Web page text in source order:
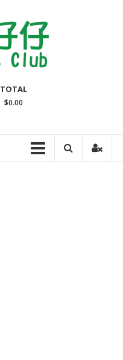
TOTAL
$0.00